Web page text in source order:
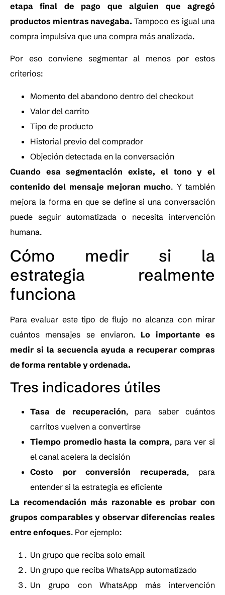
etapa final de pago que alguien que agregó
productos mientras navegaba. Tampoco es igual una
compra impulsiva que una compra más analizada.
Por eso conviene segmentar al menos por estos
criterios:
Momento del abandono dentro del checkout
Valor del carrito
Tipo de producto
Historial previo del comprador
Objeción detectada en la conversación
Cuando esa segmentación existe, el tono y el
contenido del mensaje mejoran mucho. Y también
mejora la forma en que se define si una conversación
puede seguir automatizada o necesita intervención
humana.
Cómo medir si la
estrategia realmente
funciona
Para evaluar este tipo de flujo no alcanza con mirar
cuántos mensajes se enviaron. Lo importante es
medir si la secuencia ayuda a recuperar compras
de forma rentable y ordenada.
Tres indicadores útiles
Tasa de recuperación, para saber cuántos
carritos vuelven a convertirse
Tiempo promedio hasta la compra, para ver si
el canal acelera la decisión
Costo por conversión recuperada, para
entender si la estrategia es eficiente
La recomendación más razonable es probar con
grupos comparables y observar diferencias reales
entre enfoques. Por ejemplo:
Un grupo que reciba solo email
Un grupo que reciba WhatsApp automatizado
Un grupo con WhatsApp más intervención